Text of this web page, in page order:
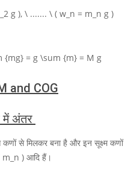
g ), \ ....... \ ( w_n = m_n g )
= g \sum {m} = M g
and COG
में अंतर
कणों से मिलकर बना है और इन सूक्ष्म कणों
m_n ) आदि हैं।